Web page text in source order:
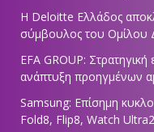
Η Deloitte Ελλάδος
σύμβουλος του Ομίλου
EFA GROUP:
ανάπτυξη προηγμένων
Samsung: Επίσημη
Fold8, Flip8, Watch